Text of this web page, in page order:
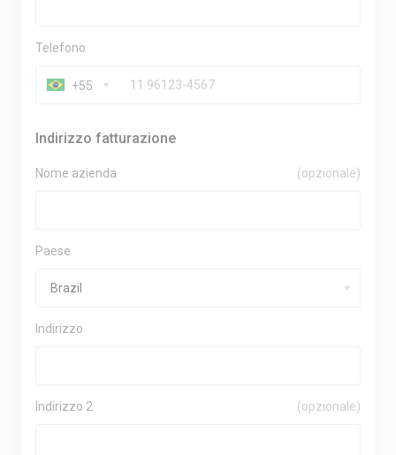
Telefono
+55
Indirizzo fatturazione
Nome azienda (opzionale)
Paese
Indirizzo
Indirizzo 2 (opzionale)